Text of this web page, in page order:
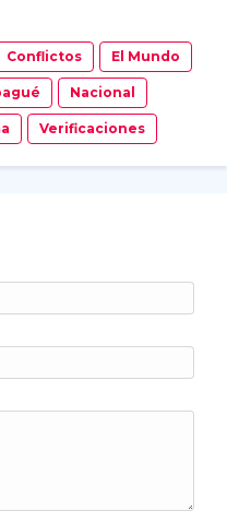
Conflictos El Mundo
Nacional
Verificaciones